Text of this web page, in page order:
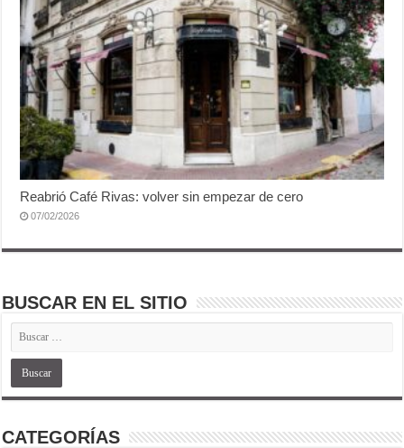
Reabrió Café Rivas: volver sin empezar de cero
07/02/2026
BUSCAR EN EL SITIO
CATEGORÍAS